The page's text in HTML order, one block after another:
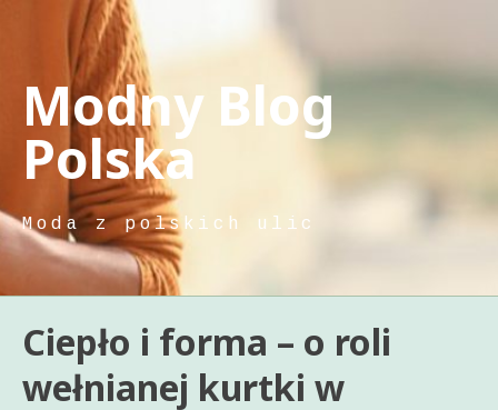
content
Modny Blog
Polska
Moda z polskich ulic
Ciepło i forma – o roli
wełnianej kurtki w